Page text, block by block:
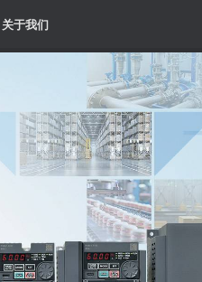
关于我们